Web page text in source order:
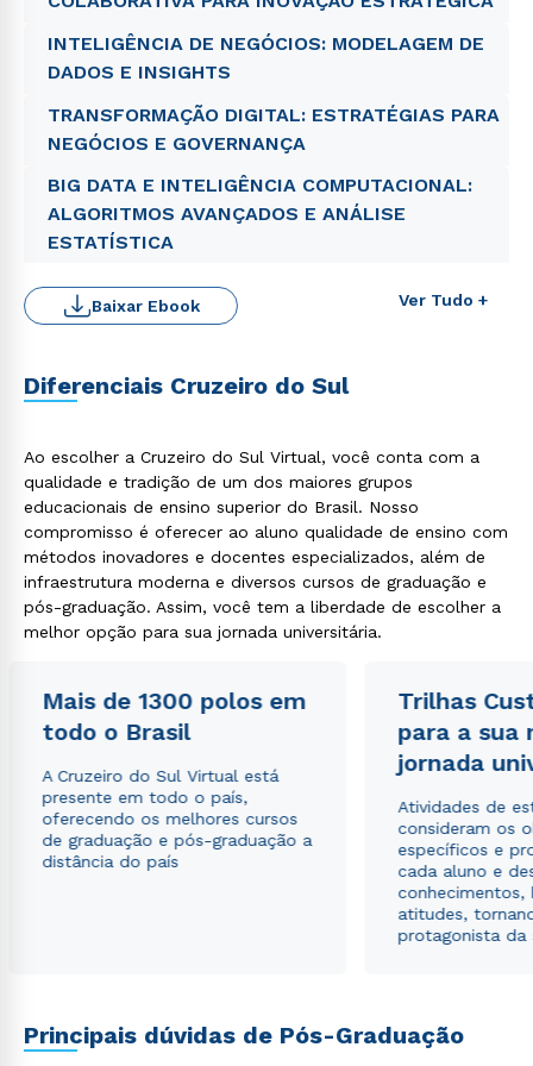
INTELIGÊNCIA DE NEGÓCIOS: MODELAGEM DE
DADOS E INSIGHTS
TRANSFORMAÇÃO DIGITAL: ESTRATÉGIAS PARA
NEGÓCIOS E GOVERNANÇA
BIG DATA E INTELIGÊNCIA COMPUTACIONAL:
ALGORITMOS AVANÇADOS E ANÁLISE
ESTATÍSTICA
Ver Tudo +
Baixar Ebook
Diferenciais Cruzeiro do Sul
Ao escolher a Cruzeiro do Sul Virtual, você conta com a
qualidade e tradição de um dos maiores grupos
educacionais de ensino superior do Brasil. Nosso
compromisso é oferecer ao aluno qualidade de ensino com
métodos inovadores e docentes especializados, além de
infraestrutura moderna e diversos cursos de graduação e
pós-graduação. Assim, você tem a liberdade de escolher a
melhor opção para sua jornada universitária.
Mais de 1300 polos em
todo o Brasil
A Cruzeiro do Sul Virtual está
presente em todo o país,
oferecendo os melhores cursos
de graduação e pós-graduação a
distância do país
Trilhas
para a sua
jornada
Atividades de
consideram os
específicos e
cada aluno e
conhecimentos,
atitudes,
protagonista da
Principais dúvidas de Pós-Graduação
WhatsApp
Estou de acordo com aPolítica de Privacidade.e
autorizo que meus dados sejam utilizados para o
envio de conteúdos da Cruzeiro do Sul.